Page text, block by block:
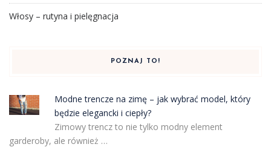
Włosy – rutyna i pielęgnacja
POZNAJ TO!
Modne trencze na zimę – jak wybrać model, który
będzie elegancki i ciepły?
Zimowy trencz to nie tylko modny element
garderoby, ale również …